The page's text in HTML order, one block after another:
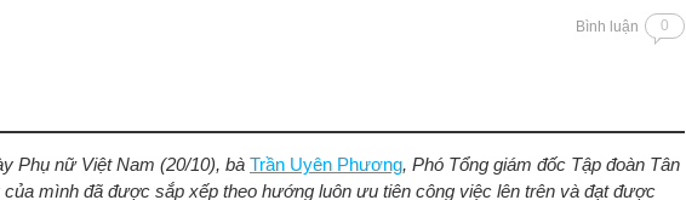
Bình luận 0
Phụ nữ Việt Nam (20/10), bà Trần Uyên Phương, Phó Tổng giám đốc Tập đoàn Tân
mình đã được sắp xếp theo hướng luôn ưu tiên công việc lên trên và đạt được